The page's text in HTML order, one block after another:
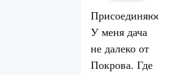
Присоединяюсь.
У меня дача
не далеко от
Покрова. Где